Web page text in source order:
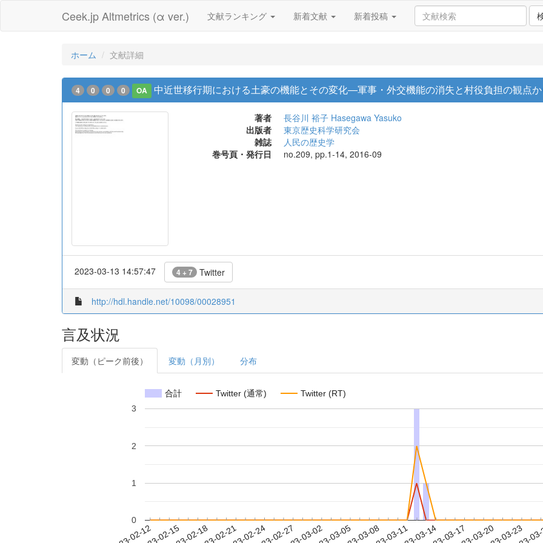
Ceek.jp Altmetrics (α ver.) 文献ランキング 新着文献 新着投稿
ホーム 文献詳細
4 0 0 0 OA 中近世移行期における土豪の機能とその変化―軍事・外交機能の消失と村役負担の観点
著者 長谷川 裕子 Hasegawa Yasuko
出版者
東京歴史科学研究会
雑誌
人民の歴史学
巻号頁・発行日
no.209, pp.1-14, 2016-09
2023-03-13 14:57:47 4 + 7 Twitter
http://hdl.handle.net/10098/00028951
言及状況
変動（ピーク前後） 変動（月別） 分布
合計 Twitter (通常) Twitter (RT)
0
1
2
3